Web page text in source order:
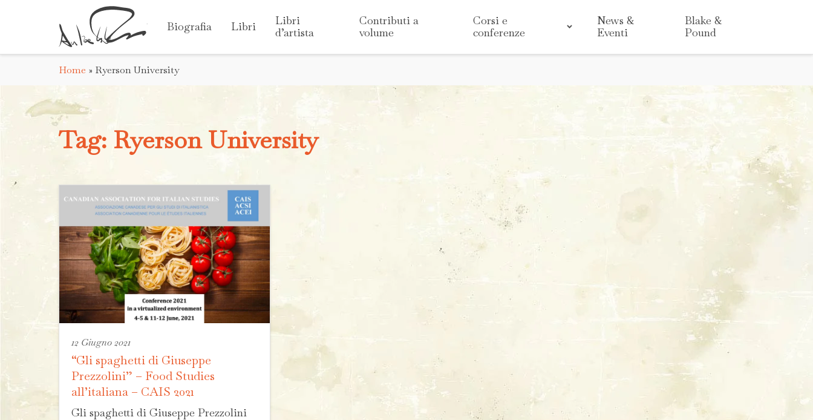
Biografia Libri
Libri
d’artista
Contributi a
volume
Corsi e
conferenze
News &
Eventi
Blake &
Pound
Home » Ryerson University
Tag: Ryerson University
12 Giugno 2021
“Gli spaghetti di Giuseppe
Prezzolini” – Food Studies
all’italiana – CAIS 2021
Gli spaghetti di Giuseppe Prezzolini